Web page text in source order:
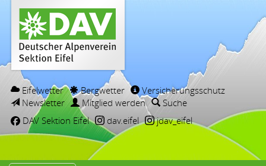
Eifelwetter Bergwetter
Versicherungsschutz
Newsletter
Mitglied werden
Suche
DAV Sektion Eifel
dav.eifel jdav_eifel